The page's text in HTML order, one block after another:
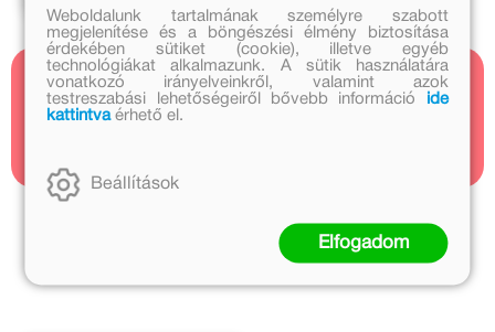
Kapcsolódó cikkek
Janikovszky Éva további művei
Weboldalunk tartalmának személyre szabott
megjelenítése és a böngészési élmény biztosítása
érdekében sütiket (cookie), illetve egyéb
technológiákat alkalmazunk. A sütik használatára
vonatkozó irányelveinkről, valamint azok
testreszabási lehetőségeiről bővebb információ
ide
kattintvaérhető el.
Beállítások
Elfogadom